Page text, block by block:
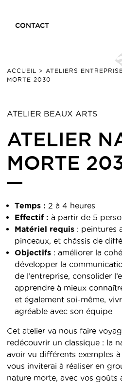
CONTACT
ACCUEIL > ATELIERS
MORTE 2030
ATELIER BEAUX ARTS
ATELIER
MORTE
Temps : 2 à 4 heures
Effectif : à partir de 5
Matériel requis : peintures
pinceaux, et châssis de
Objectifs : améliorer la
développer la
de l’entreprise, consolider
apprendre à mieux
et également soi-même,
agréable avec son équipe
Cet atelier va nous faire
redécouvrir un classique : la
avoir vu différents exemples à
vous inviterai à réaliser en
nature morte, avec vos goûts